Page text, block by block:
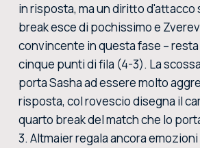
in risposta, ma un diritto d'attacco
break esce di pochissimo e
convincente in questa fase –
cinque punti di fila (4-3). La
porta Sasha ad essere molto
risposta, col rovescio disegna il
quarto break del match che lo
3. Altmaier regala ancora